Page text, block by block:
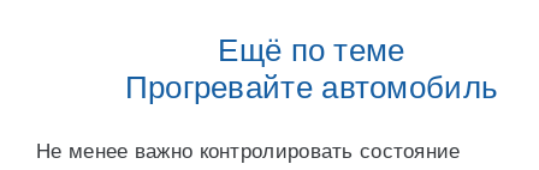
Ещё по теме
Прогревайте автомобиль
Не менее важно контролировать состояние